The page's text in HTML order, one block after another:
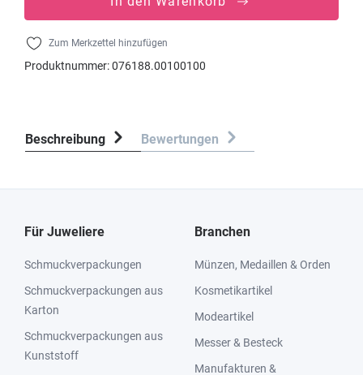
Zum Merkzettel hinzufügen
Produktnummer:076188.00100100
Beschreibung Bewertungen
Für Juweliere
Schmuckverpackungen
Schmuckverpackungen aus
Karton
Schmuckverpackungen aus
Kunststoff
Branchen
Münzen, Medaillen & Orden
Kosmetikartikel
Modeartikel
Messer & Besteck
Manufakturen &